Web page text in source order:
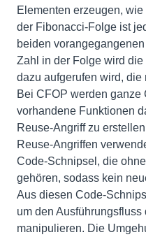
Elementen erzeugen,
der Fibonacci-Folge ist
beiden
Zahl in der Folge wird
dazu aufgerufen wird,
Bei CFOP werden
vorhandene Funktionen
Reuse-Angriff zu
Reuse-Angriffen
Code-Schnipsel, die
gehören, sodass kein
Aus diesen Code-
um den Ausführungsfluss
manipulieren. Die